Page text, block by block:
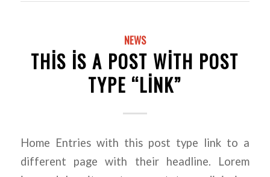
NEWS
THIS IS A POST WITH POST
TYPE “LINK”
Home Entries with this post type link to a
different page with their headline. Lorem